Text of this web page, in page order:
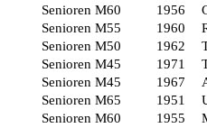
Senioren M60 1956
Senioren M55 1960
Senioren M50 1962
Senioren M45 1971
Senioren M45 1967
Senioren M65 1951
Senioren M60 1955